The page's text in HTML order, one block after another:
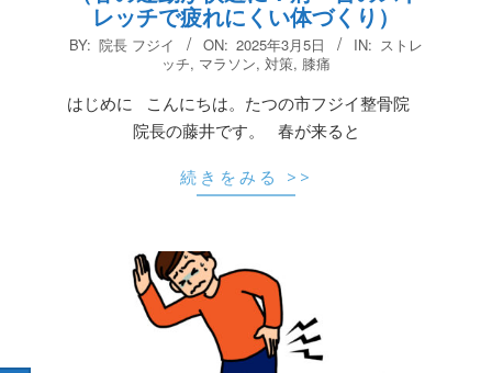
レッチで疲れにくい体づくり）
2025-
BY: 院長 フジイ ON: 2025年3月5日 IN: ストレ
ッチ, マラソン, 対策, 膝痛
はじめに こんにちは。たつの市フジイ整骨院
院長の藤井です。 春が来ると
続きをみる >>